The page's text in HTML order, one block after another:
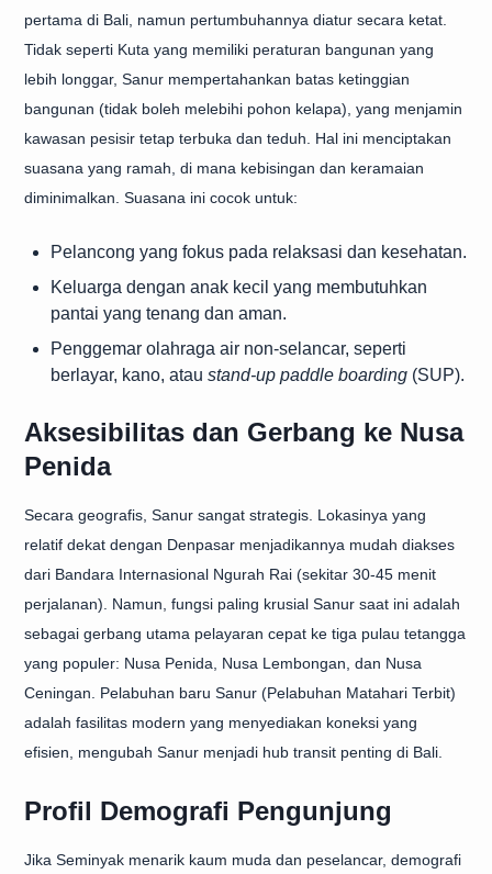
pertama di Bali, namun pertumbuhannya diatur secara ketat.
Tidak seperti Kuta yang memiliki peraturan bangunan yang
lebih longgar, Sanur mempertahankan batas ketinggian
bangunan (tidak boleh melebihi pohon kelapa), yang menjamin
kawasan pesisir tetap terbuka dan teduh. Hal ini menciptakan
suasana yang ramah, di mana kebisingan dan keramaian
diminimalkan. Suasana ini cocok untuk:
Pelancong yang fokus pada relaksasi dan kesehatan.
Keluarga dengan anak kecil yang membutuhkan
pantai yang tenang dan aman.
Penggemar olahraga air non-selancar, seperti
berlayar, kano, atau stand-up paddle boarding (SUP).
Aksesibilitas dan Gerbang ke Nusa
Penida
Secara geografis, Sanur sangat strategis. Lokasinya yang
relatif dekat dengan Denpasar menjadikannya mudah diakses
dari Bandara Internasional Ngurah Rai (sekitar 30-45 menit
perjalanan). Namun, fungsi paling krusial Sanur saat ini adalah
sebagai gerbang utama pelayaran cepat ke tiga pulau tetangga
yang populer: Nusa Penida, Nusa Lembongan, dan Nusa
Ceningan. Pelabuhan baru Sanur (Pelabuhan Matahari Terbit)
adalah fasilitas modern yang menyediakan koneksi yang
efisien, mengubah Sanur menjadi hub transit penting di Bali.
Profil Demografi Pengunjung
Jika Seminyak menarik kaum muda dan peselancar, demografi